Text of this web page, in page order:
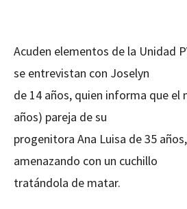
Acuden elementos de la Unidad
se entrevistan con Joselyn
de 14 años, quien informa que el
años) pareja de su
progenitora Ana Luisa de 35
amenazando con un cuchillo
tratándola de matar.